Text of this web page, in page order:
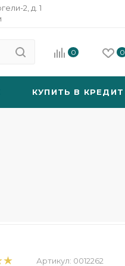
2, д. 1
0 0
КУПИТЬ В КРЕДИТ
Артикул: 0012262